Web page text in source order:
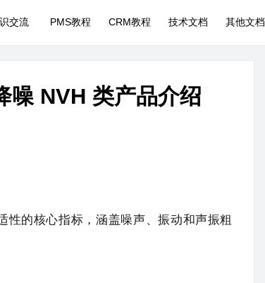
交流 PMS教程 CRM教程 技术文档 其他文档
噪 NVH 类产品介绍
的核心指标，涵盖噪声、振动和声振粗